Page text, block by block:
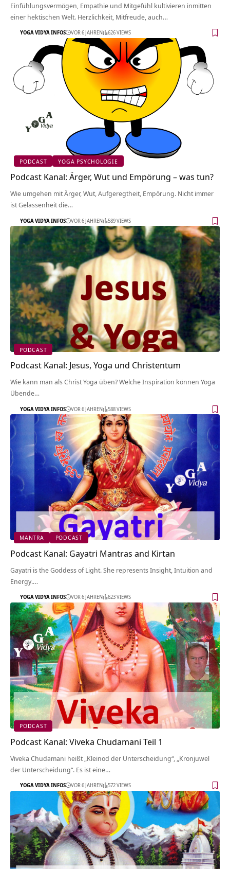
Einfühlungsvermögen, Empathie und Mitgefühl kultivieren inmitten
einer hektischen Welt. Herzlichkeit, Mitfreude, auch…
YOGA VIDYA INFOS VOR 6 JAHREN 626 VIEWS
PODCAST YOGA PSYCHOLOGIE
Podcast Kanal: Ärger, Wut und Empörung – was tun?
Wie umgehen mit Ärger, Wut, Aufgeregtheit, Empörung. Nicht immer
ist Gelassenheit die…
YOGA VIDYA INFOS VOR 6 JAHREN 589 VIEWS
PODCAST
Podcast Kanal: Jesus, Yoga und Christentum
Wie kann man als Christ Yoga üben? Welche Inspiration können Yoga
Übende…
YOGA VIDYA INFOS VOR 6 JAHREN 588 VIEWS
MANTRA PODCAST
Podcast Kanal: Gayatri Mantras and Kirtan
Gayatri is the Goddess of Light. She represents Insight, Intuition and
Energy.…
YOGA VIDYA INFOS VOR 6 JAHREN 623 VIEWS
PODCAST
Podcast Kanal: Viveka Chudamani Teil 1
Viveka Chudamani heißt „Kleinod der Unterscheidung“, „Kronjuwel
der Unterscheidung“. Es ist eine…
YOGA VIDYA INFOS VOR 6 JAHREN 572 VIEWS